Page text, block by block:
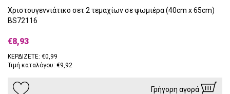
Χριστουγεννιάτικο σετ 2 τεμαχίων σε ψωμιέρα (40cm x 65cm)
BS72116
€8,93
ΚΕΡΔΙΖΕΤΕ: €0,99
Τιμή καταλόγου: €9,92
Γρήγορη αγορά